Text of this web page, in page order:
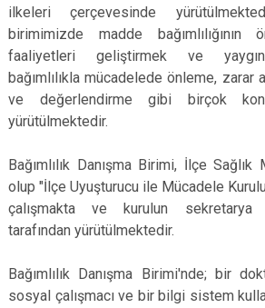
ilkeleri çerçevesinde
birimimizde madde bağımlılığının
faaliyetleri geliştirmek ve
bağımlılıkla mücadelede önleme,
ve değerlendirme gibi birçok
yürütülmektedir.
Bağımlılık Danışma Birimi, İlçe Sağlık
olup "İlçe Uyuşturucu ile Mücadele
çalışmakta ve kurulun
tarafından yürütülmektedir.
Bağımlılık Danışma Birimi'nde; bir
sosyal çalışmacı ve bir bilgi sistem